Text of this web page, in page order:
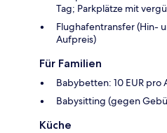
Tag; Parkplätze mit
Flughafentransfer (Hin-
Aufpreis)
Für Familien
Babybetten: 10 EUR pro
Babysitting (gegen
Küche